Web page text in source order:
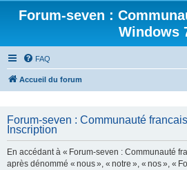
Forum-seven :
Windows
FAQ
Accueil du forum
Forum-seven : Communauté
Inscription
En accédant à « Forum-seven : Communauté
après dénommé « nous », « notre », « nos », «